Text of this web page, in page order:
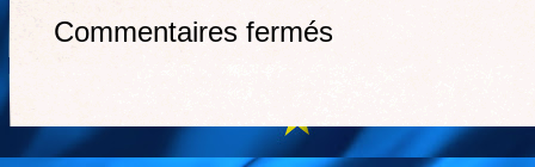
Commentaires fermés